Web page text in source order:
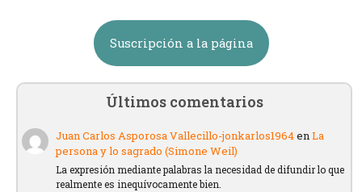
Suscripción a la página
Últimos comentarios
Juan Carlos Asporosa Vallecillo-jonkarlos1964enLa
persona y lo sagrado (Simone Weil)
La expresión mediante palabras la necesidad de difundir lo que
realmente es inequívocamente bien.